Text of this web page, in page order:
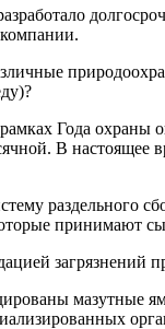
Года
В
принимают
загрязнений
мазутные